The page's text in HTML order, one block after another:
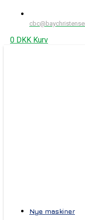
0 DKK Kurv
Nye maskiner